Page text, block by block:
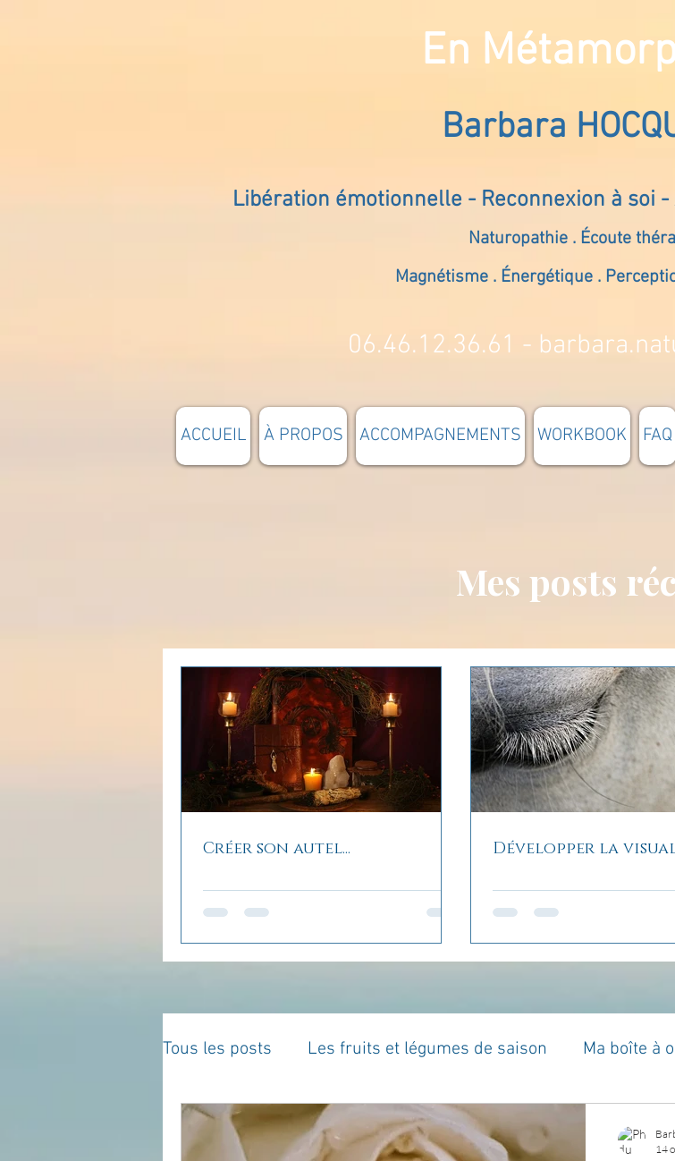
En
Barbara
Libération émotionnelle - Reconnexion à soi
Naturopathie . Écoute
Magnétisme . Énergétique .
06.46.12.36.61 -
ACCUEIL À PROPOS ACCOMPAGNEMENTS WORKBOOK FAQ
Mes posts
Créer son autel... Développer la
Tous les posts Les fruits et légumes de saison Ma boîte à
La parentalité De vous à moi... Rome : voyage
14